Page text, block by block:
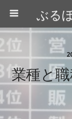
業種と